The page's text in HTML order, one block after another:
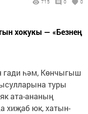
715 0 0
хокукы — «Безнең
гади һәм, Көнчыгыш
туры
ата-ананың
хиҗаб юк, хатын-